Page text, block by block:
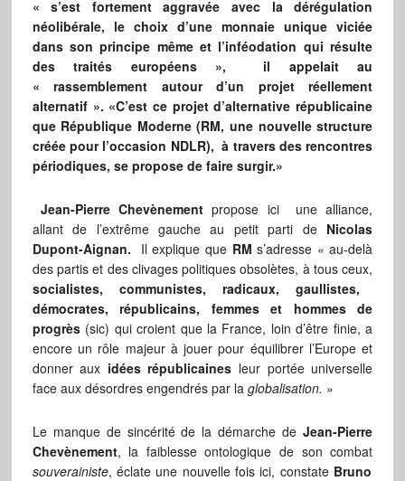
« s’est fortement aggravée avec la dérégulation
néolibérale, le choix d’une monnaie unique viciée
dans son principe même et l’inféodation qui résulte
des traités européens », il appelait au
« rassemblement autour d’un projet réellement
alternatif ». «C’est ce projet d’alternative républicaine
que République Moderne (RM, une nouvelle structure
créée pour l’occasion NDLR), à travers des rencontres
périodiques, se propose de faire surgir.»
Jean-Pierre Chevènement propose ici une alliance,
allant de l’extrême gauche au petit parti deNicolas
Dupont-Aignan.
Il explique que RM s’adresse « au-delà
des partis et des clivages politiques obsolètes, à tous ceux,
socialistes, communistes, radicaux, gaullistes,
démocrates, républicains, femmes et hommes de
progrès(sic) qui croient que la France, loin d’être finie, a
encore un rôle majeur à jouer pour équilibrer l’Europe et
donner aux idées républicaines leur portée universelle
face aux désordres engendrés par la globalisation. »
Le manque de sincérité de la démarche deJean-Pierre
Chevènement, la faiblesse ontologique de son combat
souverainiste, éclate une nouvelle fois ici, constate Bruno